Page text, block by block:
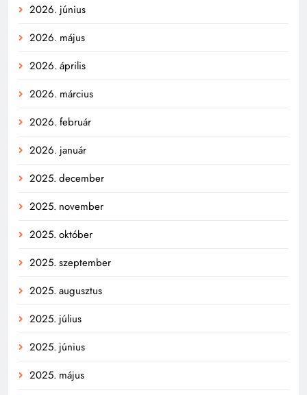
2026. június
2026. május
2026. április
2026. március
2026. február
2026. január
2025. december
2025. november
2025. október
2025. szeptember
2025. augusztus
2025. július
2025. június
2025. május